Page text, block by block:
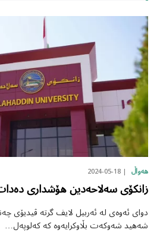
هەواڵ 2024-05-18
زانکۆی سەلاحەدین هۆشداری
دوای ئەوەی لە ئەربیل لایف گرتە ڤیدیۆی
شەهید شەوکەت بڵاوکرایەوە کە کەلوپەل…